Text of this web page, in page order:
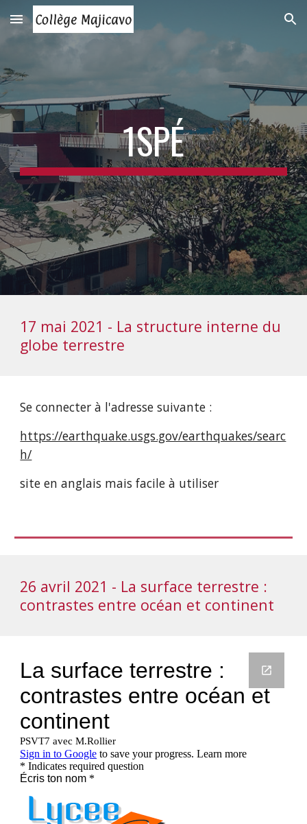
Skip to main content Skip to navigation
1SPÉ
17 mai 2021 - La structure interne du
globe terrestre
Se connecter à l'adresse suivante :
https://earthquake.usgs.gov/earthquakes/searc
h/
site en anglais mais facile à utiliser
26 avril 2021 - La surface terrestre :
contrastes entre océan et continent